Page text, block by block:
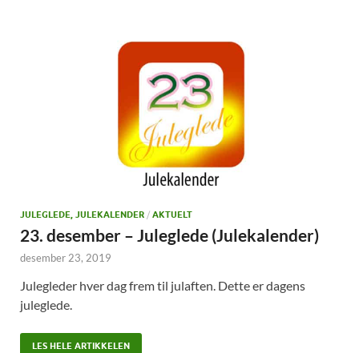
JULEGLEDE, JULEKALENDER / AKTUELT
23. desember – Juleglede (Julekalender)
desember 23, 2019
Julegleder hver dag frem til julaften. Dette er dagens
juleglede.
LES HELE ARTIKKELEN